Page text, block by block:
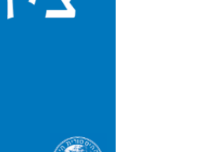
סבטלנה נטקוביץ׳
המושבה שלא